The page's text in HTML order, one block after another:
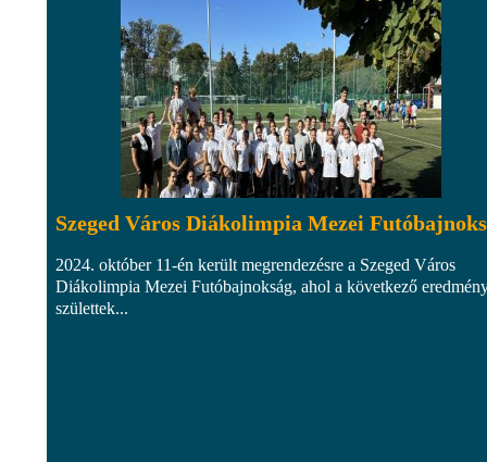
Szeged Város Diákolimpia Mezei
2024. október 11-én került megrendezésre a Szeged Város
Diákolimpia Mezei Futóbajnokság, ahol a következő
születtek...